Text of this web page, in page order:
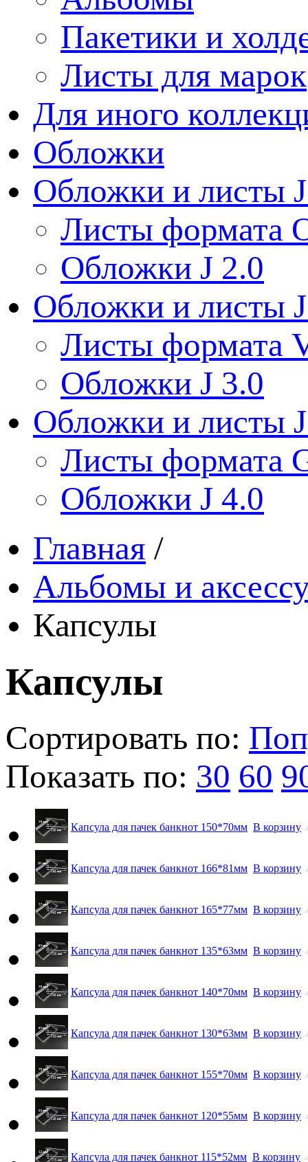
Пакетики и
Листы для марок
Для иного
Обложки
Обложки и листы
Листы формата
Обложки J 2.0
Обложки и листы
Листы формата
Обложки J 3.0
Обложки и листы
Листы формата
Обложки J 4.0
Главная /
Альбомы и
Капсулы
Капсулы
Сортировать по:
Показать по: 30 60
Капсула для пачек банкнот 150*70мм В корзину
Капсула для пачек банкнот 166*81мм В корзину
Капсула для пачек банкнот 165*77мм В корзину
Капсула для пачек банкнот 135*63мм В корзину
Капсула для пачек банкнот 140*70мм В корзину
Капсула для пачек банкнот 130*63мм В корзину
Капсула для пачек банкнот 155*70мм В корзину
Капсула для пачек банкнот 120*55мм В корзину
Капсула для пачек банкнот 115*52мм В корзину